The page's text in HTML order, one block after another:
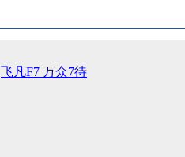
飞凡F7 万众7待